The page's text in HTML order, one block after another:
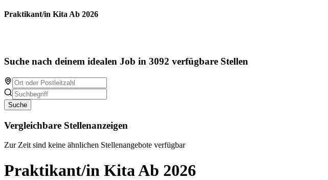
Praktikant/in Kita Ab 2026
Suche nach deinem idealen Job in 3092 verfügbare Stellen
Suche
Vergleichbare Stellenanzeigen
Zur Zeit sind keine ähnlichen Stellenangebote verfügbar
Praktikant/in Kita Ab 2026